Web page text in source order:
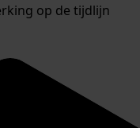
op de tijdlijn